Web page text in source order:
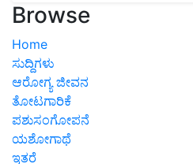
Browse
Home
ಸುದ್ದಿಗಳು
ಆರೋಗ್ಯ ಜೀವನ
ತೋಟಗಾರಿಕೆ
ಪಶುಸಂಗೋಪನೆ
ಯಶೋಗಾಥೆ
ಇತರೆ